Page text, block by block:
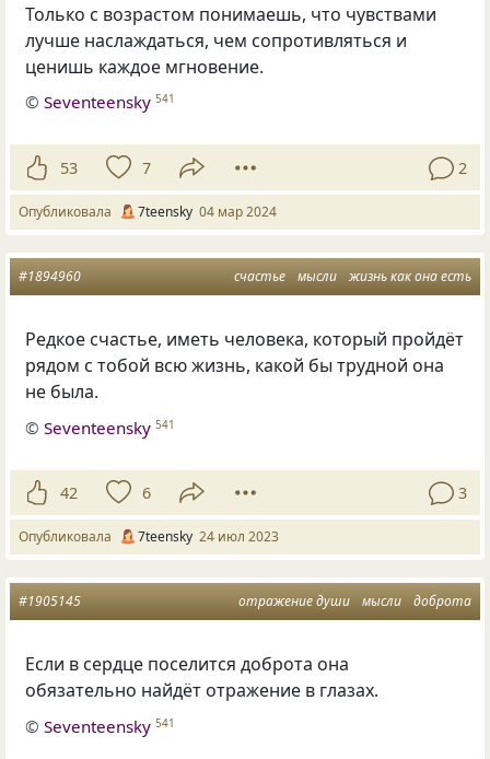
Только с возрастом понимаешь, что чувствами
лучше наслаждаться, чем сопротивляться и
ценишь каждое мгновение.
©Seventeensky 541
53 7 2
Опубликовала 7teensky 04 мар 2024
счастье мысли жизнь как она есть
#1894960
Редкое счастье, иметь человека, который пройдёт
рядом с тобой всю жизнь, какой бы трудной она
не была.
©Seventeensky 541
42 6 3
Опубликовала 7teensky 24 июл 2023
отражение души мысли доброта
#1905145
Если в сердце поселится доброта она
обязательно найдёт отражение в глазах.
©Seventeensky 541